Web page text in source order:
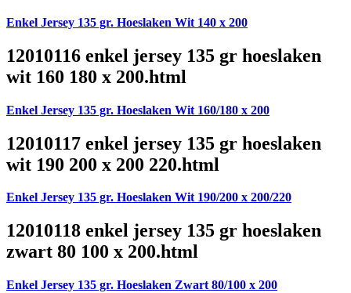
Enkel Jersey 135 gr. Hoeslaken Wit 140 x 200
12010116 enkel jersey 135 gr hoeslaken
wit 160 180 x 200.html
Enkel Jersey 135 gr. Hoeslaken Wit 160/180 x 200
12010117 enkel jersey 135 gr hoeslaken
wit 190 200 x 200 220.html
Enkel Jersey 135 gr. Hoeslaken Wit 190/200 x 200/220
12010118 enkel jersey 135 gr hoeslaken
zwart 80 100 x 200.html
Enkel Jersey 135 gr. Hoeslaken Zwart 80/100 x 200